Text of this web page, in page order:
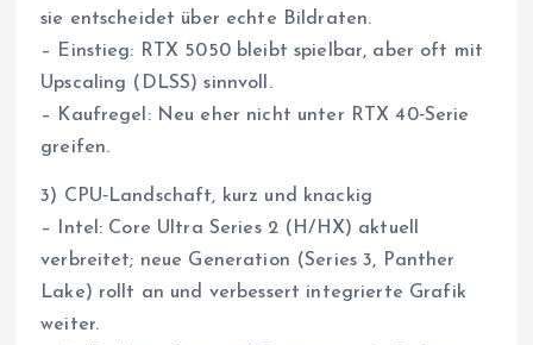
sie entscheidet über echte Bildraten.
– Einstieg: RTX 5050 bleibt spielbar, aber oft mit
Upscaling (DLSS) sinnvoll.
– Kaufregel: Neu eher nicht unter RTX 40‑Serie
greifen.
3) CPU‑Landschaft, kurz und knackig
– Intel: Core Ultra Series 2 (H/HX) aktuell
verbreitet; neue Generation (Series 3, Panther
Lake) rollt an und verbessert integrierte Grafik
weiter.